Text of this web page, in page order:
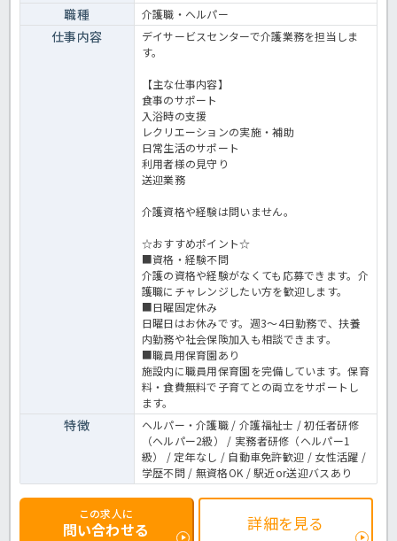
職種 介護職・ヘルパー
仕事内容
デイサービスセンターで介護業務を担当しま
す。
【主な仕事内容】
食事のサポート
入浴時の支援
レクリエーションの実施・補助
日常生活のサポート
利用者様の見守り
送迎業務
介護資格や経験は問いません。
☆おすすめポイント☆
■資格・経験不問
介護の資格や経験がなくても応募できます。介
護職にチャレンジしたい方を歓迎します。
■日曜固定休み
日曜日はお休みです。週3～4日勤務で、扶養
内勤務や社会保険加入も相談できます。
■職員用保育園あり
施設内に職員用保育園を完備しています。保育
料・食費無料で子育てとの両立をサポートし
ます。
特徴
ヘルパー・介護職 / 介護福祉士 / 初任者研修
（ヘルパー2級） / 実務者研修（ヘルパー1
級） / 定年なし / 自動車免許歓迎 / 女性活躍 /
学歴不問 / 無資格OK / 駅近or送迎バスあり
この求人に
問い合わせる 詳細を見る